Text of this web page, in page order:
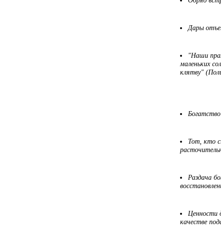
Дары
"Наши
маленьких
клятву"
Тот, кто
Раздача
Ценности
качестве